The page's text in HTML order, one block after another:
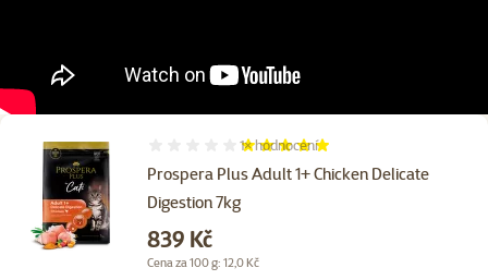
Prospera Plus Adult 1+ Chicken Delicate
Digestion 7kg
Hodnocení 100%, počet hodnocení: 1
1×hodnocení
Cena
839 Kč
Cena za 100 g: 12,0 Kč